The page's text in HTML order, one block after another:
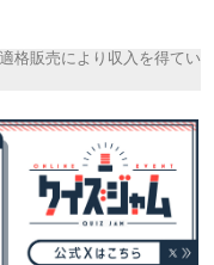
格販売により収入を得てい